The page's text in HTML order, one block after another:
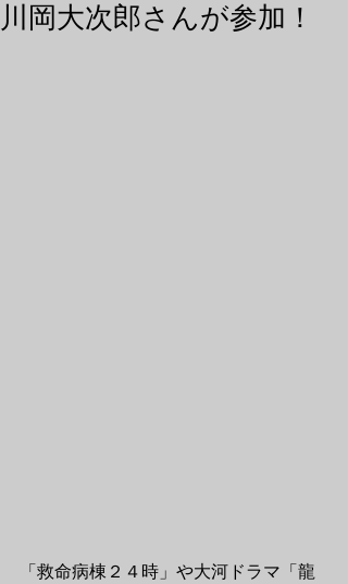
川岡大次郎さんが参加！
「救命病棟２４時」や大河ドラマ「龍